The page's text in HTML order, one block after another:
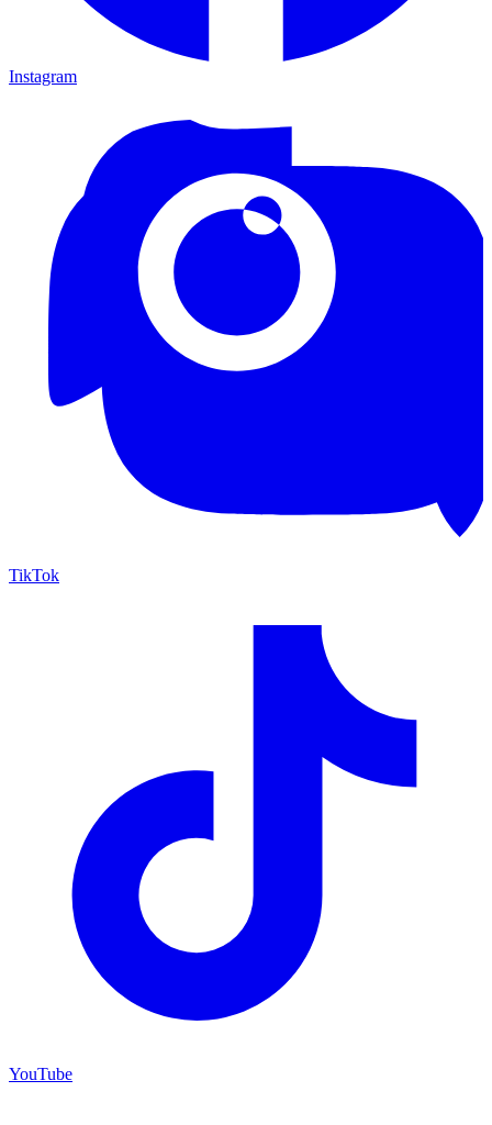
Instagram
TikTok
YouTube